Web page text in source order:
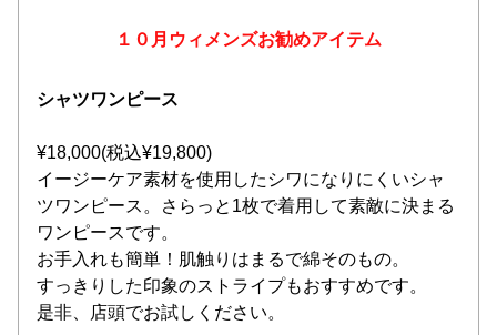
１０月ウィメンズお勧めアイテム
シャツワンピース
¥18,000(税込¥19,800)
イージーケア素材を使用したシワになりにくいシャ
ツワンピース。さらっと1枚で着用して素敵に決まる
ワンピースです。
お手入れも簡単！肌触りはまるで綿そのもの。
すっきりした印象のストライプもおすすめです。
是非、店頭でお試しください。